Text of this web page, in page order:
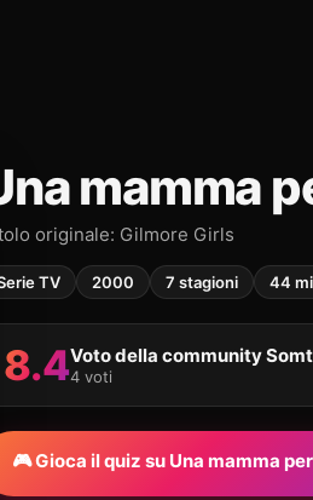
mamma
originale: Gilmore Girls
TV 2000 7 stagioni 44
8.4Voto della community
4 voti
🎮 Gioca il quiz su Una mamma